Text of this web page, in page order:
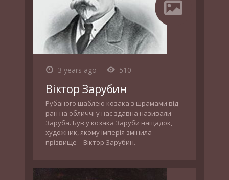
3 years ago 510
Віктор Зарубин
Рубаного шаблею козака з шрамами від
ран на обличчі у нас здавна називали
Заруба. Був у козака Заруби нащадок,
художник, якому імперія змінила
прізвище – Віктор Зарубин.